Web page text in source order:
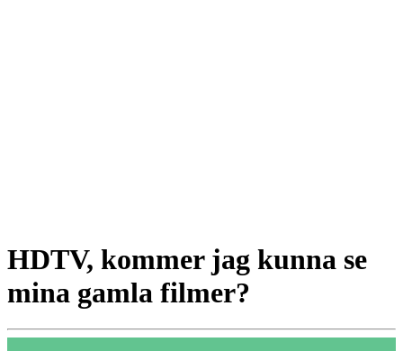
HDTV, kommer jag kunna se
mina gamla filmer?